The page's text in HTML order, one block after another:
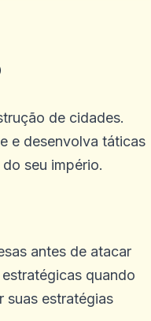
de cidades.
e desenvolva táticas
seu império.
antes de atacar
quando
suas estratégias